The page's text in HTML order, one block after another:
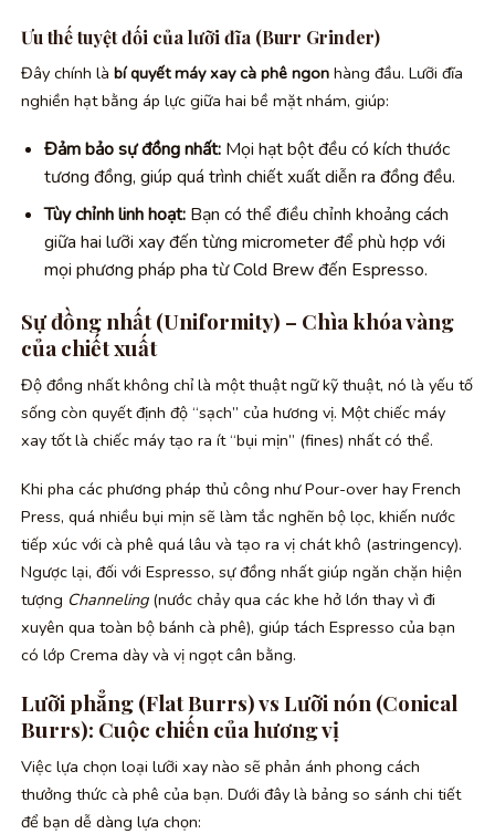
Ưu thế tuyệt đối của lưỡi đĩa (Burr Grinder)
Đây chính là bí quyết máy xay cà phê ngon hàng đầu. Lưỡi đĩa
nghiền hạt bằng áp lực giữa hai bề mặt nhám, giúp:
Đảm bảo sự đồng nhất:Mọi hạt bột đều có kích thước
tương đồng, giúp quá trình chiết xuất diễn ra đồng đều.
Tùy chỉnh linh hoạt:Bạn có thể điều chỉnh khoảng cách
giữa hai lưỡi xay đến từng micrometer để phù hợp với
mọi phương pháp pha từ Cold Brew đến Espresso.
Sự đồng nhất (Uniformity) – Chìa khóa vàng
của chiết xuất
Độ đồng nhất không chỉ là một thuật ngữ kỹ thuật, nó là yếu tố
sống còn quyết định độ “sạch” của hương vị. Một chiếc máy
xay tốt là chiếc máy tạo ra ít “bụi mịn” (fines) nhất có thể.
Khi pha các phương pháp thủ công như Pour-over hay French
Press, quá nhiều bụi mịn sẽ làm tắc nghẽn bộ lọc, khiến nước
tiếp xúc với cà phê quá lâu và tạo ra vị chát khô (astringency).
Ngược lại, đối với Espresso, sự đồng nhất giúp ngăn chặn hiện
tượng Channeling(nước chảy qua các khe hở lớn thay vì đi
xuyên qua toàn bộ bánh cà phê), giúp tách Espresso của bạn
có lớp Crema dày và vị ngọt cân bằng.
Lưỡi phẳng (Flat Burrs) vs Lưỡi nón (Conical
Burrs): Cuộc chiến của hương vị
Việc lựa chọn loại lưỡi xay nào sẽ phản ánh phong cách
thưởng thức cà phê của bạn. Dưới đây là bảng so sánh chi tiết
để bạn dễ dàng lựa chọn: